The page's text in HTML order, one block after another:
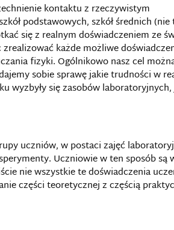
kontaktu z rzeczywistym
podstawowych, szkół średnich
się z realnym doświadczeniem ze
każde możliwe
fizyki. Ogólnikowo nasz cel
sobie sprawę jakie trudności w
wyzbyły się zasobów
uczniów, w postaci zajęć
Uczniowie w ten sposób są
nie wszystkie te doświadczenia
części teoretycznej z częścią